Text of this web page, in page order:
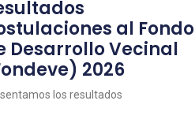
al Fondo
Desarrollo Vecinal
2026
los resultados